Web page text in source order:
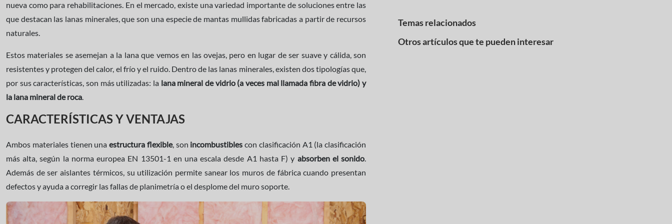
nueva como para rehabilitaciones. En el mercado, existe una variedad importante de soluciones entre las
que destacan las lanas minerales, que son una especie de mantas mullidas fabricadas a partir de recursos
naturales.
Estos materiales se asemejan a la lana que vemos en las ovejas, pero en lugar de ser suave y cálida, son
resistentes y protegen del calor, el frío y el ruido. Dentro de las lanas minerales, existen dos tipologías que,
por sus características, son más utilizadas: la lana mineral de vidrio (a veces mal llamada fibra de vidrio) y
la lana mineral de roca.
CARACTERÍSTICAS Y VENTAJAS
Ambos materiales tienen una estructura flexible, son incombustibles con clasificación A1 (la clasificación
más alta, según la norma europea EN 13501-1 en una escala desde A1 hasta F) y absorben el sonido.
Además de ser aislantes térmicos, su utilización permite sanear los muros de fábrica cuando presentan
defectos y ayuda a corregir las fallas de planimetría o el desplome del muro soporte.
Temas relacionados
Otros artículos que te pueden interesar